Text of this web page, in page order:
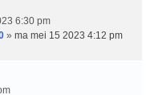
6:30 pm
» ma mei 15 2023 4:12 pm